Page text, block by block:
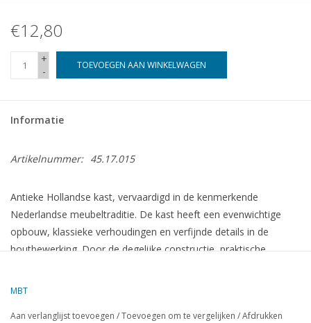
€12,80
+
-
TOEVOEGEN AAN WINKELWAGEN
Informatie
Artikelnummer: 45.17.015
Antieke Hollandse kast, vervaardigd in de kenmerkende
Nederlandse meubeltraditie. De kast heeft een evenwichtige
opbouw, klassieke verhoudingen en verfijnde details in de
houtbewerking. Door de degelijke constructie, praktische
MBT
Aan verlanglijst toevoegen /Toevoegen om te vergelijken /Afdrukken